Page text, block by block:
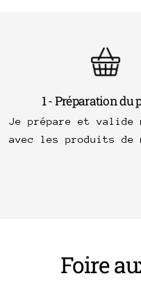
1 - Préparation du
Je prépare et valide
avec les produits de
Foire